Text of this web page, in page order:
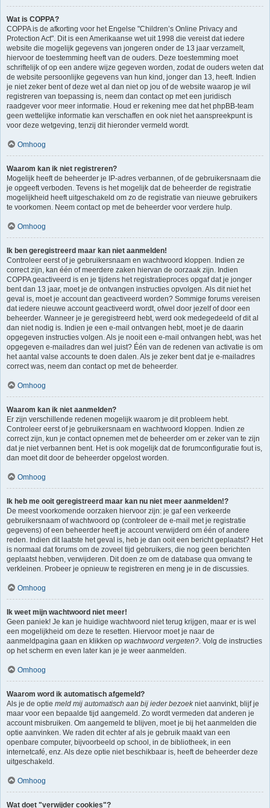
Wat is COPPA?
COPPA is de afkorting voor het Engelse "Children’s Online Privacy and
Protection Act". Dit is een Amerikaanse wet uit 1998 die vereist dat iedere
website die mogelijk gegevens van jongeren onder de 13 jaar verzamelt,
hiervoor de toestemming heeft van de ouders. Deze toestemming moet
schriftelijk of op een andere wijze gegeven worden, zodat de ouders weten dat
de website persoonlijke gegevens van hun kind, jonger dan 13, heeft. Indien
je niet zeker bent of deze wet al dan niet op jou of de website waarop je wil
registreren van toepassing is, neem dan contact op met een juridisch
raadgever voor meer informatie. Houd er rekening mee dat het phpBB-team
geen wettelijke informatie kan verschaffen en ook niet het aanspreekpunt is
voor deze wetgeving, tenzij dit hieronder vermeld wordt.
Omhoog
Waarom kan ik niet registreren?
Mogelijk heeft de beheerder je IP-adres verbannen, of de gebruikersnaam die
je opgeeft verboden. Tevens is het mogelijk dat de beheerder de registratie
mogelijkheid heeft uitgeschakeld om zo de registratie van nieuwe gebruikers
te voorkomen. Neem contact op met de beheerder voor verdere hulp.
Omhoog
Ik ben geregistreerd maar kan niet aanmelden!
Controleer eerst of je gebruikersnaam en wachtwoord kloppen. Indien ze
correct zijn, kan één of meerdere zaken hiervan de oorzaak zijn. Indien
COPPA geactiveerd is en je tijdens het registratieproces opgaf dat je jonger
bent dan 13 jaar, moet je de ontvangen instructies opvolgen. Als dit niet het
geval is, moet je account dan geactiveerd worden? Sommige forums vereisen
dat iedere nieuwe account geactiveerd wordt, ofwel door jezelf of door een
beheerder. Wanneer je je geregistreerd hebt, werd ook medegedeeld of dit al
dan niet nodig is. Indien je een e-mail ontvangen hebt, moet je de daarin
opgegeven instructies volgen. Als je nooit een e-mail ontvangen hebt, was het
opgegeven e-mailadres dan wel juist? Één van de redenen van activatie is om
het aantal valse accounts te doen dalen. Als je zeker bent dat je e-mailadres
correct was, neem dan contact op met de beheerder.
Omhoog
Waarom kan ik niet aanmelden?
Er zijn verschillende redenen mogelijk waarom je dit probleem hebt.
Controleer eerst of je gebruikersnaam en wachtwoord kloppen. Indien ze
correct zijn, kun je contact opnemen met de beheerder om er zeker van te zijn
dat je niet verbannen bent. Het is ook mogelijk dat de forumconfiguratie fout is,
dan moet dit door de beheerder opgelost worden.
Omhoog
Ik heb me ooit geregistreerd maar kan nu niet meer aanmelden!?
De meest voorkomende oorzaken hiervoor zijn: je gaf een verkeerde
gebruikersnaam of wachtwoord op (controleer de e-mail met je registratie
gegevens) of een beheerder heeft je account verwijderd om één of andere
reden. Indien dit laatste het geval is, heb je dan ooit een bericht geplaatst? Het
is normaal dat forums om de zoveel tijd gebruikers, die nog geen berichten
geplaatst hebben, verwijderen. Dit doen ze om de database qua omvang te
verkleinen. Probeer je opnieuw te registreren en meng je in de discussies.
Omhoog
Ik weet mijn wachtwoord niet meer!
Geen paniek! Je kan je huidige wachtwoord niet terug krijgen, maar er is wel
een mogelijkheid om deze te resetten. Hiervoor moet je naar de
aanmeldpagina gaan en klikken op wachtwoord vergeten?. Volg de instructies
op het scherm en even later kan je je weer aanmelden.
Omhoog
Waarom word ik automatisch afgemeld?
Als je de optie meld mij automatisch aan bij ieder bezoekniet aanvinkt, blijf je
maar voor een bepaalde tijd aangemeld. Zo wordt vermeden dat anderen je
account misbruiken. Om aangemeld te blijven, moet je bij het aanmelden die
optie aanvinken. We raden dit echter af als je gebruik maakt van een
openbare computer, bijvoorbeeld op school, in de bibliotheek, in een
internetcafé, enz. Als deze optie niet beschikbaar is, heeft de beheerder deze
uitgeschakeld.
Omhoog
Wat doet "verwijder cookies"?